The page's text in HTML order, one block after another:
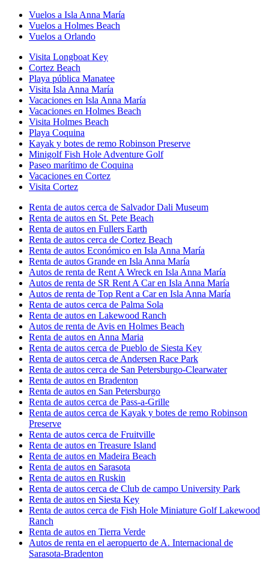
Vuelos a Isla Anna María
Vuelos a Holmes Beach
Vuelos a Orlando
Visita Longboat Key
Cortez Beach
Playa pública Manatee
Visita Isla Anna María
Vacaciones en Isla Anna María
Vacaciones en Holmes Beach
Visita Holmes Beach
Playa Coquina
Kayak y botes de remo Robinson Preserve
Minigolf Fish Hole Adventure Golf
Paseo marítimo de Coquina
Vacaciones en Cortez
Visita Cortez
Renta de autos cerca de Salvador Dali Museum
Renta de autos en St. Pete Beach
Renta de autos en Fullers Earth
Renta de autos cerca de Cortez Beach
Renta de autos Económico en Isla Anna María
Renta de autos Grande en Isla Anna María
Autos de renta de Rent A Wreck en Isla Anna María
Autos de renta de SR Rent A Car en Isla Anna María
Autos de renta de Top Rent a Car en Isla Anna María
Renta de autos cerca de Palma Sola
Renta de autos en Lakewood Ranch
Autos de renta de Avis en Holmes Beach
Renta de autos en Anna Maria
Renta de autos cerca de Pueblo de Siesta Key
Renta de autos cerca de Andersen Race Park
Renta de autos cerca de San Petersburgo-Clearwater
Renta de autos en Bradenton
Renta de autos en San Petersburgo
Renta de autos cerca de Pass-a-Grille
Renta de autos cerca de Kayak y botes de remo Robinson
Preserve
Renta de autos cerca de Fruitville
Renta de autos en Treasure Island
Renta de autos en Madeira Beach
Renta de autos en Sarasota
Renta de autos en Ruskin
Renta de autos cerca de Club de campo University Park
Renta de autos en Siesta Key
Renta de autos cerca de Fish Hole Miniature Golf Lakewood
Ranch
Renta de autos en Tierra Verde
Autos de renta en el aeropuerto de A. Internacional de
Sarasota-Bradenton